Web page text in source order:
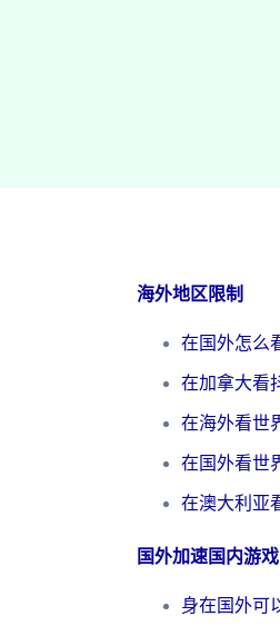
海外地区限制
国外加速国内游戏